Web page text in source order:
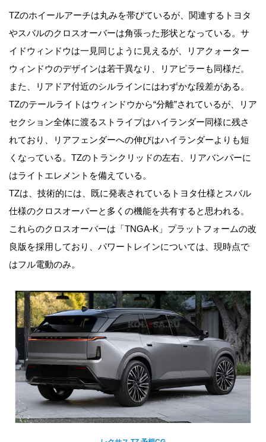
TZのホイールアーチは丸みを帯びているが、関連するトヨタ
やスバルのクロスオーバーは角張った形状となっている。サ
イドウィンドウは一見同じように見えるが、リアクォーター
ウィンドウのデザインは若干異なり、リアピラーも同様だ。
また、リアドア付近のシルラインにはわずかな段差がある。
TZのテールライトはウィンドウから“分離”されているが、リア
セクション全体に渡るストライプはハイランダー同様に残さ
れており、リアフェンダーへの伸びはハイランダーよりも短
くなっている。TZのトランクリッドの左右、リアバンパーに
はライトエレメントを備えている。
TZは、技術的には、既に発表されているトヨタ仕様とスバル
仕様のクロスオーバーと多くの機能を共有すると思われる。
これらのクロスオーバーは「TNGA-K」プラットフォームの改
良版を採用しており、パワートレインについては、現時点で
はフル電動のみ。